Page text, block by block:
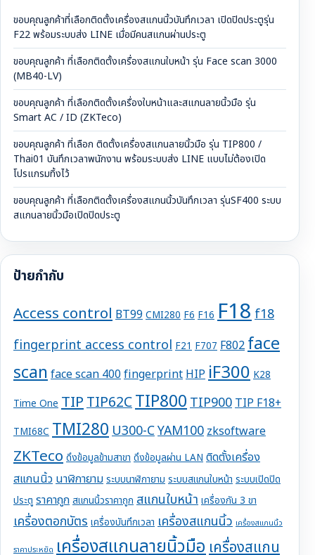
ขอบคุณลูกค้าที่เลือกติดตั้งเครื่องสแกนนิ้วบันทึกเวลา เปิดปิดประตูรุ่น
F22 พร้อมระบบส่ง LINE เมื่อมีคนสแกนผ่านประตู
ขอบคุณลูกค้า ที่เลือกติดตั้งเครื่องสแกนใบหน้า รุ่น Face scan 3000
(MB40-LV)
ขอบคุณลูกค้า ที่เลือกติดตั้งเครื่องใบหน้าและสแกนลายนิ้วมือ รุ่น
Smart AC / ID (ZKTeco)
ขอบคุณลูกค้า ที่เลือก ติดตั้งเครื่องสแกนลายนิ้วมือ รุ่น TIP800 /
Thai01 บันทึกเวลาพนักงาน พร้อมระบบส่ง LINE แบบไม่ต้องเปิด
โปรแกรมทิ้งไว้
ขอบคุณลูกค้า ที่เลือกติดตั้งเครื่องสแกนนิ้วบันทึกเวลา รุ่นSF400 ระบบ
สแกนลายนิ้วมือเปิดปิดประตู
ป้ายกำกับ
Access control BT99 CMI280 F6 F16 F18f18
fingerprint access control F21 F707 F802face
scanface scan 400fingerprintHIPiF300 K28
Time One TIPTIP62CTIP800TIP900TIP F18+
TMI68C TMI280U300-CYAM100zksoftware
ZKTeco ดึงข้อมูลข้ามสาขา ดึงข้อมูลผ่าน LAN ติดตั้งเครื่อง
สแกนนิ้วนาฬิกายาม ระบบนาฬิกายาม ระบบสแกนใบหน้า ระบบเปิดปิด
ประตู ราคาถูก สแกนนิ้วราคาถูก สแกนใบหน้า เครื่องกัน 3 ขา
เครื่องตอกบัตร เครื่องบันทึกเวลา เครื่องสแกนนิ้ว เครื่องสแกนนิ้ว
ราคาประหยัด เครื่องสแกนลายนิ้วมือเครื่องสแกน